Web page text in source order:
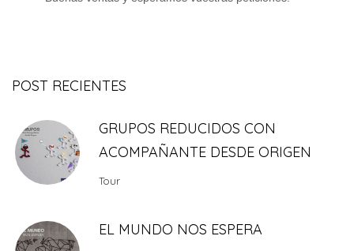
POST RECIENTES
GRUPOS REDUCIDOS CON
ACOMPAÑANTE DESDE ORIGEN
Tour
EL MUNDO NOS ESPERA